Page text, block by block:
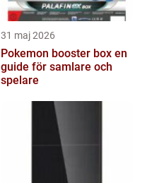
31 maj 2026
Pokemon booster box en
guide för samlare och
spelare